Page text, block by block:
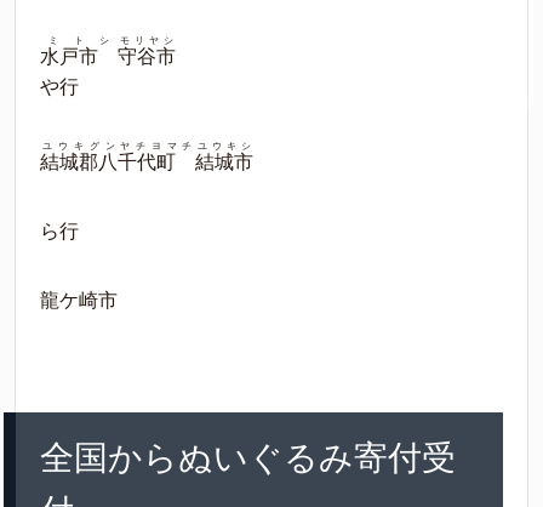
水戸市
ミトシ
守谷市
モリヤシ
や行
結城郡八千代町
ユウキグンヤチヨマチ
結城市
ユウキシ
ら行
龍ケ崎市
全国からぬいぐるみ寄付受